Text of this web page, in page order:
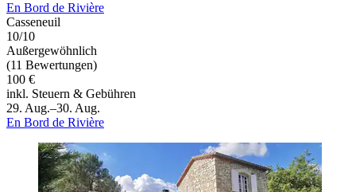
En Bord de Rivière
Casseneuil
10/10
Außergewöhnlich
(11 Bewertungen)
100 €
inkl. Steuern & Gebühren
29. Aug.–30. Aug.
En Bord de Rivière